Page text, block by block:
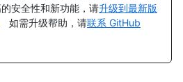
安全性和新功能，请升级到最新版
如需升级帮助，请联系 GitHub